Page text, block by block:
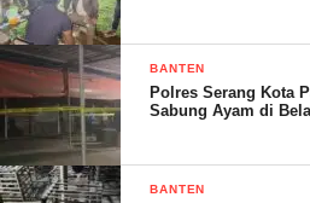
BANTEN
Polres Serang Kota
Sabung Ayam di
BANTEN